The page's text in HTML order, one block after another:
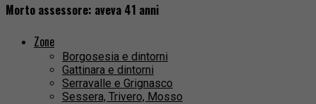
Morto assessore: aveva 41 anni
Zone
Borgosesia e dintorni
Gattinara e dintorni
Serravalle e Grignasco
Sessera, Trivero, Mosso